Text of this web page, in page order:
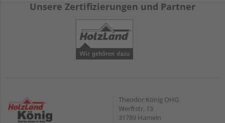
Unsere Zertifizierungen und Partner
Theodor König OHG
Werftstr. 13
31789 Hameln